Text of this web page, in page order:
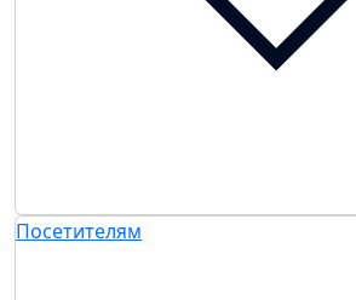
Посетителям